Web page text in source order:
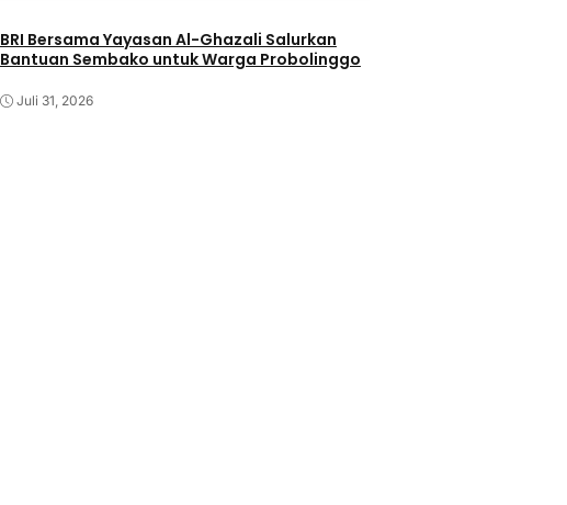
BRI Bersama Yayasan Al-Ghazali Salurkan
Bantuan Sembako untuk Warga Probolinggo
Juli 31, 2026